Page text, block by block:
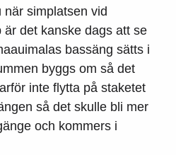
när simplatsen vid
är det kanske dags att se
bassäng sätts i
byggs om så det
inte flytta på staketet
så det skulle bli mer
och kommers i